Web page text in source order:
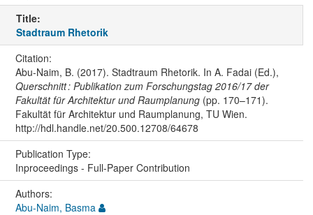
Title:
Stadtraum Rhetorik
Citation:
Abu-Naim, B. (2017). Stadtraum Rhetorik. In A. Fadai (Ed.),
Querschnitt : Publikation zum Forschungstag 2016/17 der
Fakultät für Architektur und Raumplanung(pp. 170–171).
Fakultät für Architektur und Raumplanung, TU Wien.
http://hdl.handle.net/20.500.12708/64678
Publication Type:
Inproceedings - Full-Paper Contribution
Authors:
Abu-Naim, Basma